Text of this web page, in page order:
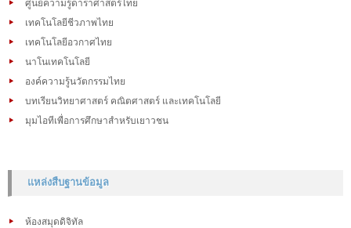
ศูนย์ความรู้ดาราศาสตร์ไทย
เทคโนโลยีชีวภาพไทย
เทคโนโลยีอวกาศไทย
นาโนเทคโนโลยี
องค์ความรู้นวัตกรรมไทย
บทเรียนวิทยาศาสตร์ คณิตศาสตร์ และเทคโนโลยี
มุมไอทีเพื่อการศึกษาสำหรับเยาวชน
แหล่งสืบฐานข้อมูล
ห้องสมุดดิจิทัล